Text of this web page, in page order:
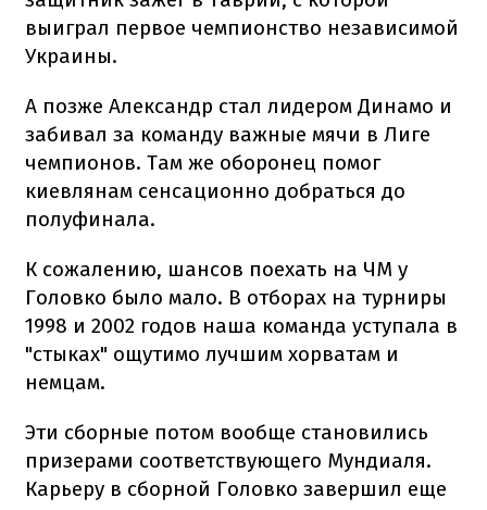
выиграл первое чемпионство независимой
Украины.
А позже Александр стал лидером Динамо и
забивал за команду важные мячи в Лиге
чемпионов. Там же оборонец помог
киевлянам сенсационно добраться до
полуфинала.
К сожалению, шансов поехать на ЧМ у
Головко было мало. В отборах на турниры
1998 и 2002 годов наша команда уступала в
"стыках" ощутимо лучшим хорватам и
немцам.
Эти сборные потом вообще становились
призерами соответствующего Мундиаля.
Карьеру в сборной Головко завершил еще